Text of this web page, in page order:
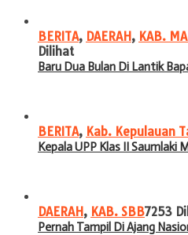
BERITA, DAERAH, KAB.
Dilihat
Baru Dua Bulan Di Lantik
BERITA, Kab. Kepulauan
Kepala UPP Klas II Saumlaki
DAERAH, KAB. SBB7253
Pernah Tampil Di Ajang